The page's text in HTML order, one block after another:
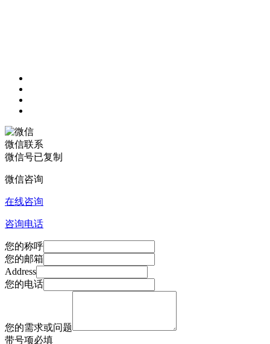
微信联系
微信号已复制
微信咨询
在线咨询
咨询电话
您的称呼
您的邮箱
Address
您的电话
您的需求或问题
带号项必填